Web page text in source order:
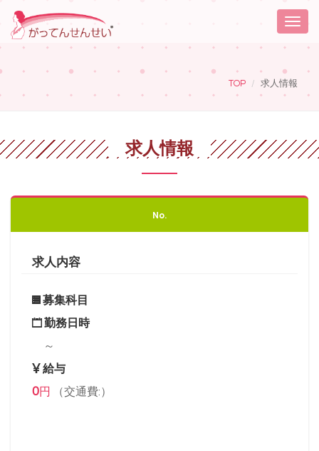
Toggle
TOP 求人情報
求人情報
No.
求人内容
募集科目
勤務日時
～
給与
0円 （交通費:）